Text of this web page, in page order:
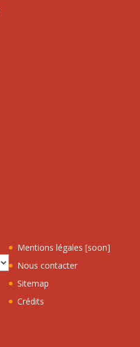
Mentions légales [soon]
Nous contacter
Sitemap
Crédits